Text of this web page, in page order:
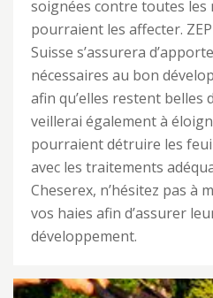
soignées contre toutes les
pourraient les affecter.
Suisse s’assurera
nécessaires au bon
afin qu’elles restent belles
veillerai également à
pourraient détruire les
avec les traitements
Cheserex, n’hésitez pas à
vos haies afin d’assurer
développement.